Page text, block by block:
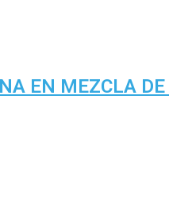
EN MEZCLA